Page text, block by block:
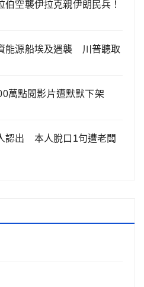
空襲伊拉克親伊朗民兵！
能源船埃及遇襲 川普聽取
萬點閱影片遭默默下架
認出 本人脫口1句遭老闆